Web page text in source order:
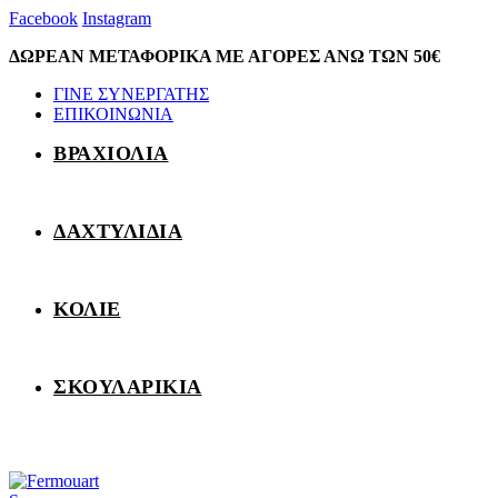
Facebook Instagram
ΔΩΡΕΑΝ ΜΕΤΑΦΟΡΙΚΑ ΜΕ ΑΓΟΡΕΣ ΑΝΩ ΤΩΝ 50€
ΓΙΝΕ ΣΥΝΕΡΓΑΤΗΣ
ΕΠΙΚΟΙΝΩΝΙΑ
ΒΡΑΧΙΟΛΙΑ
ΔΑΧΤΥΛΙΔΙΑ
ΚΟΛΙΕ
ΣΚΟΥΛΑΡΙΚΙΑ